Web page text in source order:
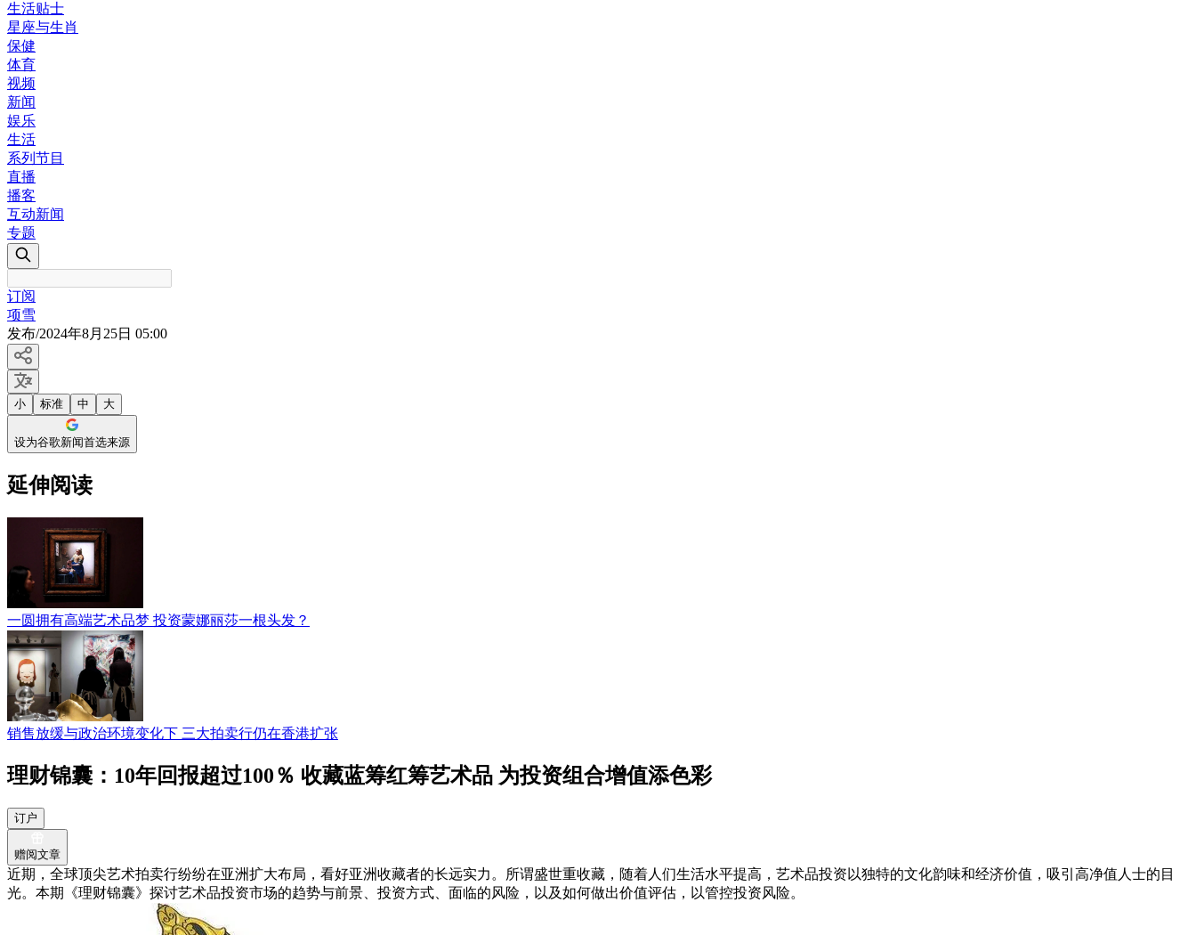
生活贴士
星座与生肖
保健
体育
视频
新闻
娱乐
生活
系列节目
直播
播客
互动新闻
专题
订阅
项雪
发布/2024年8月25日 05:00
小 标准 中 大
设为谷歌新闻首选来源
延伸阅读
一圆拥有高端艺术品梦 投资蒙娜丽莎一根头发？
销售放缓与政治环境变化下 三大拍卖行仍在香港扩张
理财锦囊：10年回报超过100％ 收藏蓝筹红筹艺术品 为投资组合增值添色彩
订户
赠阅文章
近期，全球顶尖艺术拍卖行纷纷在亚洲扩大布局，看好亚洲收藏者的长远实力。所谓盛世重收藏，随着人们生活水平提高，艺术品投资以独特的文化韵味和经济价值，吸引高净值人士的目
光。本期《理财锦囊》探讨艺术品投资市场的趋势与前景、投资方式、面临的风险，以及如何做出价值评估，以管控投资风险。